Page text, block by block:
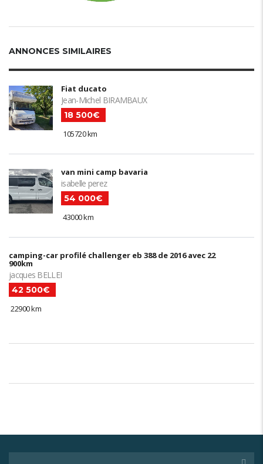
ANNONCES SIMILAIRES
Fiat ducato
Jean-Michel BIRAMBAUX
18 500€
105720 km
van mini camp bavaria
isabelle perez
54 000€
43000 km
camping-car profilé challenger eb 388 de 2016 avec 22
900km
jacques BELLEI
42 500€
22900 km